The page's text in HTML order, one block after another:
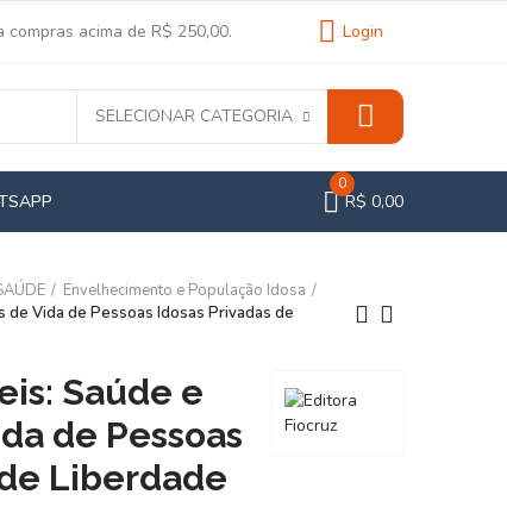
compras acima de R$ 250,00. Login
SELECIONAR CATEGORIA
0
R$ 0,00
Envelhecimento e População Idosa
de Vida de Pessoas Idosas Privadas de
Saúde e
de Pessoas
Liberdade